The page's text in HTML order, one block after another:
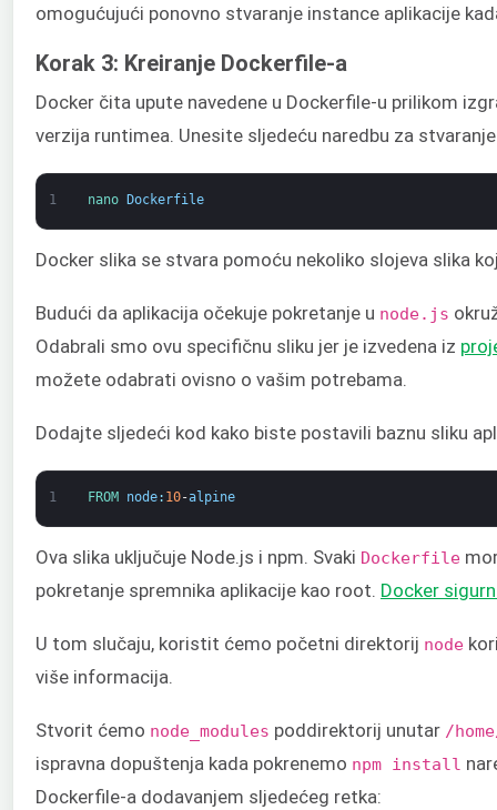
omogućujući ponovno stvaranje instance aplikacije
Korak 3: Kreiranje Dockerfile-a
Docker čita upute navedene u Dockerfile-u prilikom
verzija runtimea. Unesite sljedeću naredbu za
1 nano Dockerfile
Docker slika se stvara pomoću nekoliko slojeva slika
Budući da aplikacija očekuje pokretanje u node.js
Odabrali smo ovu specifičnu sliku jer je izvedena iz
možete odabrati ovisno o vašim potrebama.
Dodajte sljedeći kod kako biste postavili baznu sliku
1 FROM node: 10-alpine
Ova slika uključuje Node.js i npm. Svaki Dockerfile
pokretanje spremnika aplikacije kao root. Docker
U tom slučaju, koristit ćemo početni direktorij node
više informacija.
Stvorit ćemo node_modules poddirektorij unutar /
ispravna dopuštenja kada pokrenemo npm install
Dockerfile-a dodavanjem sljedećeg retka: